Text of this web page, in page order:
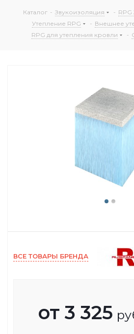
Каталог - Звукоизоляция -
Утепление RPG
- Внешнее
RPG для утепления кровли
-
ВСЕ ТОВАРЫ БРЕНДА
от 3 325